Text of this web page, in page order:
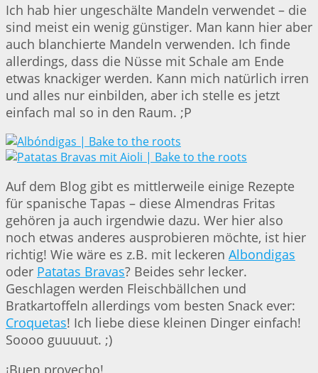
Ich hab hier ungeschälte Mandeln verwendet – die
sind meist ein wenig günstiger. Man kann hier aber
auch blanchierte Mandeln verwenden. Ich finde
allerdings, dass die Nüsse mit Schale am Ende
etwas knackiger werden. Kann mich natürlich irren
und alles nur einbilden, aber ich stelle es jetzt
einfach mal so in den Raum. ;P
Auf dem Blog gibt es mittlerweile einige Rezepte
für spanische Tapas – diese Almendras Fritas
gehören ja auch irgendwie dazu. Wer hier also
noch etwas anderes ausprobieren möchte, ist hier
richtig! Wie wäre es z.B. mit leckeren Albondigas
oder Patatas Bravas? Beides sehr lecker.
Geschlagen werden Fleischbällchen und
Bratkartoffeln allerdings vom besten Snack ever:
Croquetas! Ich liebe diese kleinen Dinger einfach!
Soooo guuuuut. ;)
¡Buen provecho!